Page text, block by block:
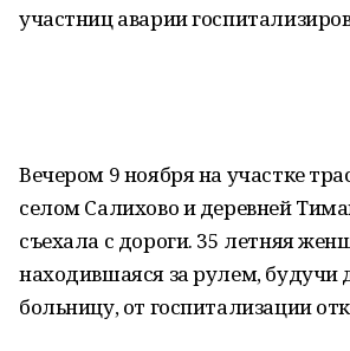
участниц аварии
Вечером 9 ноября на участке
селом Салихово и деревней
съехала с дороги. 35 летняя
находившаяся за рулем, будучи
больницу, от госпитализации